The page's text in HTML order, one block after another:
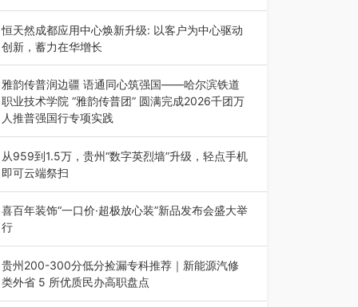
2026年7月21日，2026年“贵州很值得”暨抖音“心
动目的地”（贵州站）主题…
恒天然成都应用中心焕新升级: 以客户为中心驱动
创新，蓄力在华增长
融合全球研发实力与本土洞察，深化客户共创，赋
能西南市场创新发展 （7月27日，成…
雅韵传普润边疆 语通同心筑强国——哈尔滨铁道
职业技术学院 “雅韵传普团” 圆满完成2026千团万
人推普强国行专项实践
为扎实推进2026“千团万人推普强国行”大学生暑
期社会实践，牢牢紧扣 “雅韵传普…
从959到1.5万，贵州“数字英烈墙”升级，轻点手机
即可云端祭扫
八一建军节到来之际，由贵州省退役军人事务厅指
导，贵阳市退役军人事务局联合贵州广电…
喜百年装饰“一口价·超极放心装”新品发布会盛大举
行
2026年7月31日，喜百年装饰“一口价·超极放心
装”新品发布会在贵阳隆重举行。…
贵州200-300分低分捡漏专科推荐｜新能源汽修
类外省 5 所优质民办高职盘点
在贵州省高考志愿填报体系中，200至300分数段